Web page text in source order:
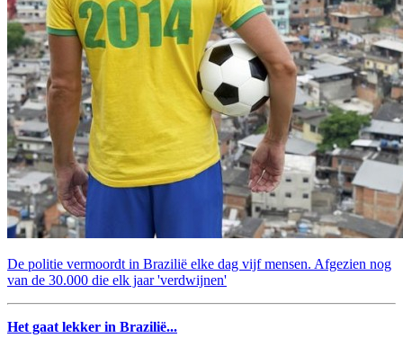
De politie vermoordt in Brazilië elke dag vijf mensen. Afgezien nog
van de 30.000 die elk jaar 'verdwijnen'
Het gaat lekker in Brazilië...